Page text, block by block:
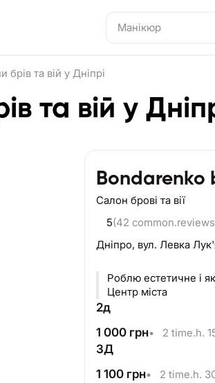
брів та вій у Дніпрі
та вій у
Bondarenko
Салон брові та вії
5(42
Дніпро, вул. Левка
Роблю естетичне і
Центр міста
2д
1 000 грн• 2 time.h.
3Д
1 100 грн• 2 time.h.